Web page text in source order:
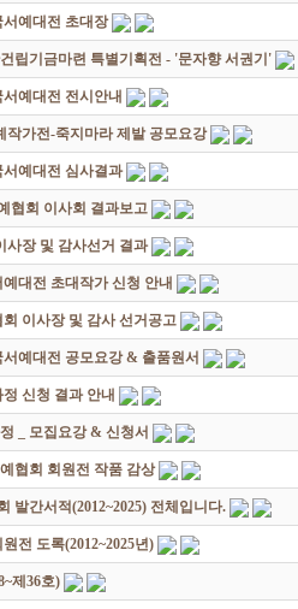
예대전 초대장
립기금마련 특별기획전 - '문자향 서권기'
예대전 전시안내
작가전-죽지마라 제발 공모요강
예대전 심사결과
협회 이사회 결과보고
사장 및 감사선거 결과
대전 초대작가 신청 안내
회 이사장 및 감사 선거공고
예대전 공모요강 & 출품원서
신청 결과 안내
_ 모집요강 & 신청서
협회 회원전 작품 감상
발간서적(2012~2025) 전체입니다.
전 도록(2012~2025년)
제36호)